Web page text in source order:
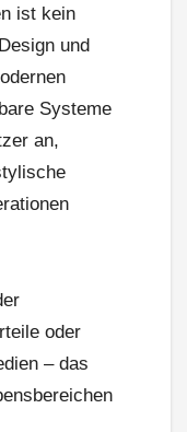
ist kein
und
Systeme
an,
oder
– das